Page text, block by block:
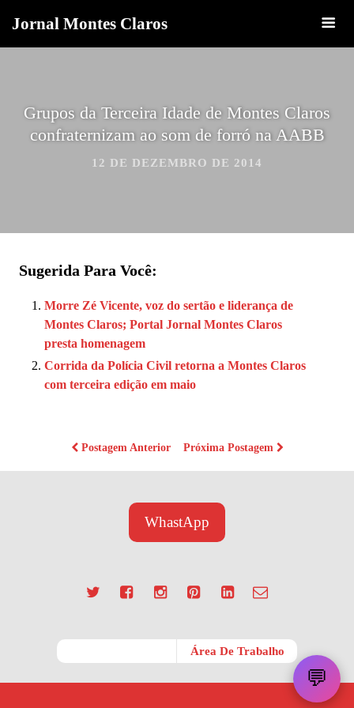
Jornal Montes Claros
Grupos da Terceira Idade de Montes Claros
confraternizam ao som de forró na AABB
12 DE DEZEMBRO DE 2014
Sugerida Para Você:
Morre Zé Vicente, voz do sertão e liderança de
Montes Claros; Portal Jornal Montes Claros
presta homenagem
Corrida da Polícia Civil retorna a Montes Claros
com terceira edição em maio
Postagem Anterior Próxima Postagem
WhastApp
💬
Área De Trabalho